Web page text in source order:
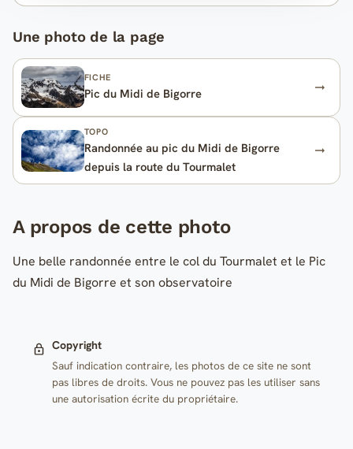
Une photo de la page
FICHE
Pic du Midi de Bigorre
TOPO
Randonnée au pic du Midi de Bigorre
depuis la route du Tourmalet
A propos de cette photo
Une belle randonnée entre le col du Tourmalet et le Pic
du Midi de Bigorre et son observatoire
Copyright
Sauf indication contraire, les photos de ce site ne sont
pas libres de droits. Vous ne pouvez pas les utiliser sans
une autorisation écrite du propriétaire.